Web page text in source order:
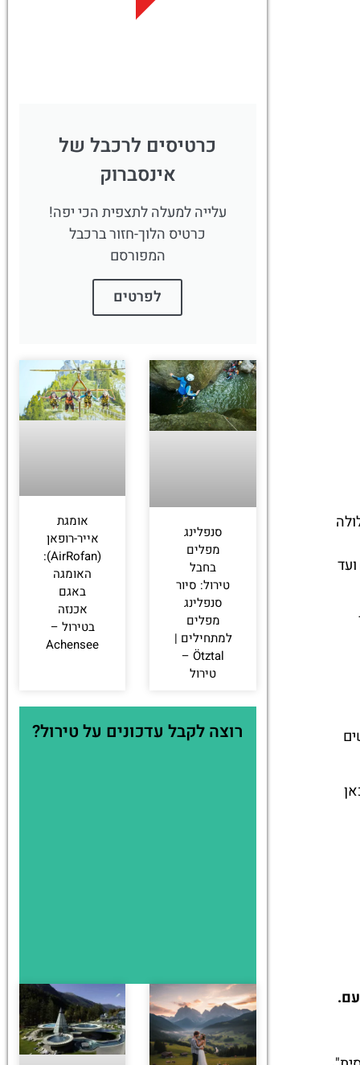
עלולה
לחצו
כרטיסים לרכבל של
אינסברוק
עלייה למעלה לתצפית הכי יפה!
כרטיס הלוך-חזור ברכבל
המפורסם
לפרטים
סנפלינג
מפלים
בחבל
טירול: סיור
סנפלינג
מפלים
למתחילים |
Ötztal –
טירול
אומגת
אייר-רופאן
(AirRofan):
האומגה
באגם
אכנזה
בטירול –
Achensee
רוצה לקבל עדכונים על טירול?